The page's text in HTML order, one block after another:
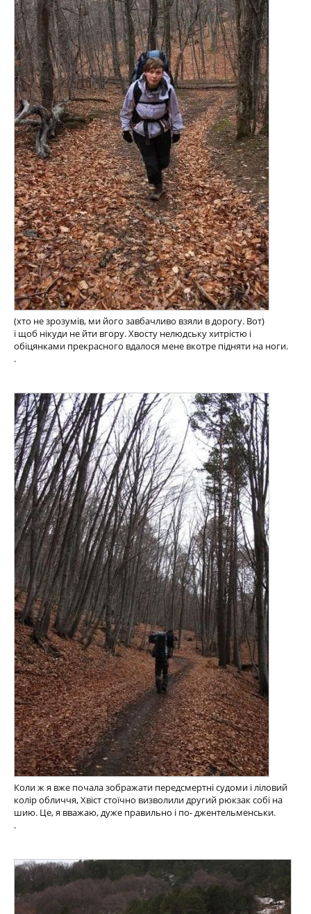
(хто не зрозумів, ми його завбачливо взяли в дорогу. Вот)
і щоб нікуди не йти вгору. Хвосту нелюдську хитрістю і
обіцянками прекрасного вдалося мене вкотре підняти на ноги.
.
Коли ж я вже почала зображати передсмертні судоми і ліловий
колір обличчя, Хвіст стоїчно визволили другий рюкзак собі на
шию. Це, я вважаю, дуже правильно і по- джентельменськи.
.